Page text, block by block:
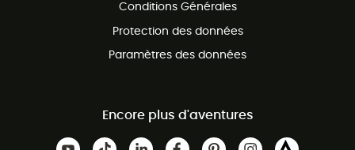
Conditions Générales
Protection des données
Paramètres des données
Encore plus d'aventures